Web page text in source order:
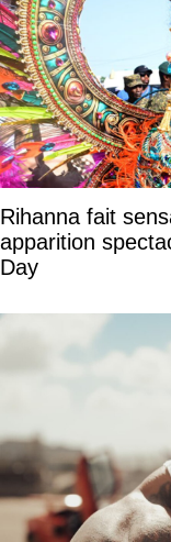
Rihanna fait
apparition
Day